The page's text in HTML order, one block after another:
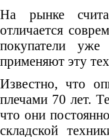
На рынке
отличается
покупатели
применяют эту
Известно, что
плечами 70 лет.
что они
складской